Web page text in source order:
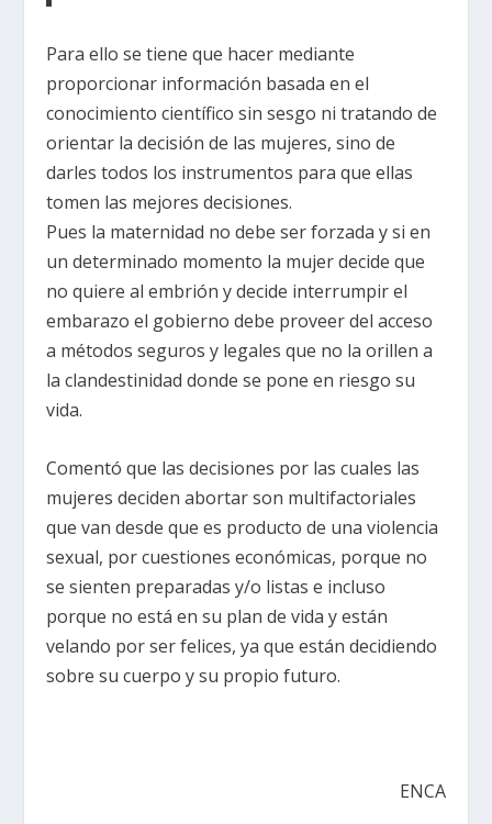
Para ello se tiene que hacer mediante
proporcionar información basada en el
conocimiento científico sin sesgo ni tratando de
orientar la decisión de las mujeres, sino de
darles todos los instrumentos para que ellas
tomen las mejores decisiones.
Pues la maternidad no debe ser forzada y si en
un determinado momento la mujer decide que
no quiere al embrión y decide interrumpir el
embarazo el gobierno debe proveer del acceso
a métodos seguros y legales que no la orillen a
la clandestinidad donde se pone en riesgo su
vida.
Comentó que las decisiones por las cuales las
mujeres deciden abortar son multifactoriales
que van desde que es producto de una violencia
sexual, por cuestiones económicas, porque no
se sienten preparadas y/o listas e incluso
porque no está en su plan de vida y están
velando por ser felices, ya que están decidiendo
sobre su cuerpo y su propio futuro.
ENCA